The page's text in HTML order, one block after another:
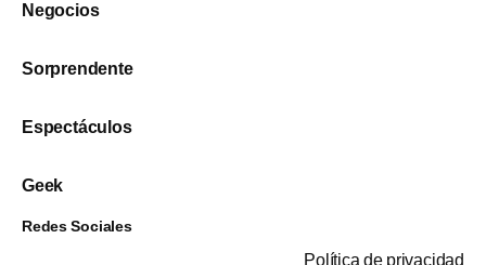
Negocios
Sorprendente
Espectáculos
Geek
Redes Sociales
Política de privacidad